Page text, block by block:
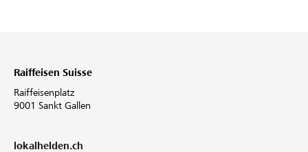
Raiffeisen Suisse
Raiffeisenplatz
9001 Sankt Gallen
lokalhelden.ch